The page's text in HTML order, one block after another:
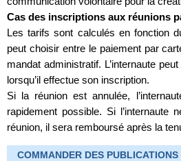
Cas des inscriptions aux réunions
Les tarifs sont calculés en fonction
peut choisir entre le paiement par
mandat administratif. L’internaute
lorsqu’il effectue son inscription.
Si la réunion est annulée,
rapidement possible. Si l’internaute
réunion, il sera remboursé après la
COMMANDER DES PUBLICATIONS